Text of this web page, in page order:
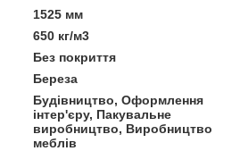
1525 мм
650 кг/м3
Без покриття
Береза
Будівництво, Оформлення
інтер'єру, Пакувальне
виробництво, Виробництво
меблів